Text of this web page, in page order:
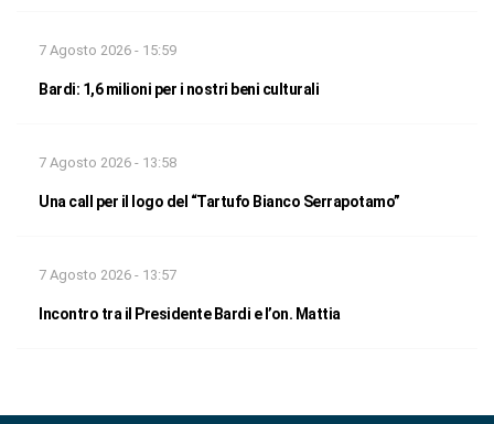
7 Agosto 2026 - 15:59
Bardi: 1,6 milioni per i nostri beni culturali
7 Agosto 2026 - 13:58
Una call per il logo del “Tartufo Bianco Serrapotamo”
7 Agosto 2026 - 13:57
Incontro tra il Presidente Bardi e l’on. Mattia